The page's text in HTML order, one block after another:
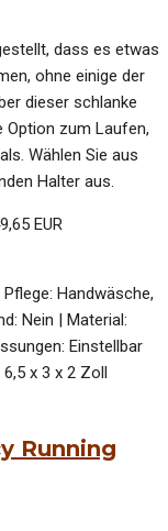
dass es etwas
ohne einige der
dieser schlanke
Option zum Laufen,
Wählen Sie aus
Halter aus.
EUR
Handwäsche,
Nein | Material:
Einstellbar
x 3 x 2 Zoll
Running